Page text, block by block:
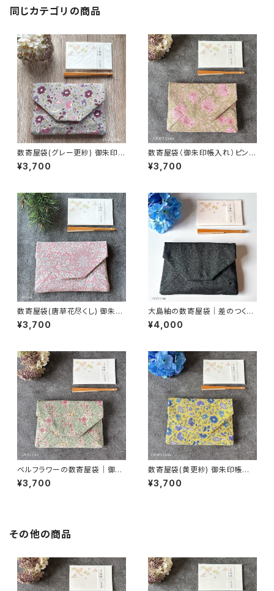
同じカテゴリの商品
数寄屋袋(グレー更紗) 御朱印帳
¥3,700
数寄屋袋（御朱印帳入れ）ピンパ
ネル・ピンク柄／ウィリアムモリ
ス生地使用
¥3,700
数寄屋袋(唐草花尽くし) 御朱印
帳入れ 和柄ポーチ Sukiyaba
g
¥3,700
大島紬の数寄屋袋｜差のつく一
点もの｜黒緑菊格子｜御朱印
帳入れにも
¥4,000
ベルフラワーの数寄屋袋｜御朱
印帳入れ・茶道
¥3,700
数寄屋袋(黄更紗) 御朱印帳入
¥3,700
その他の商品